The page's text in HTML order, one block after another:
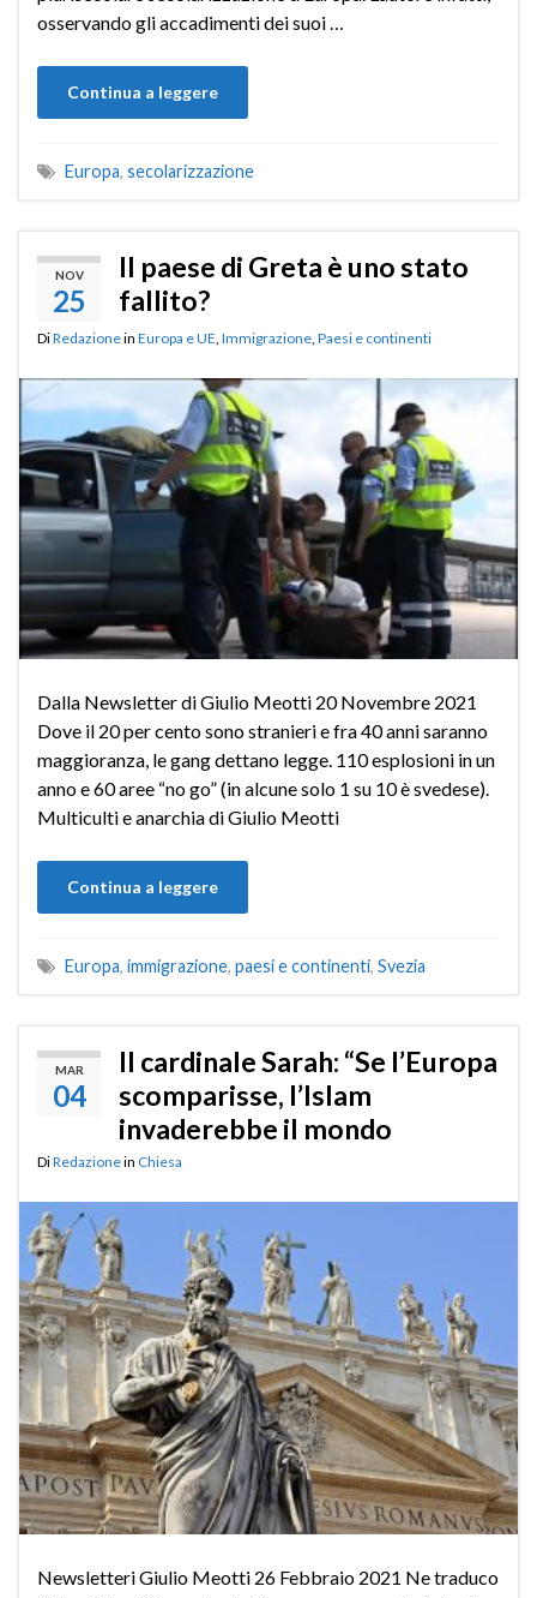
osservando gli accadimenti dei suoi …
Continua a leggere
Europa, secolarizzazione
NOV
25
Il paese di Greta è uno stato
fallito?
DiRedazionein Europa e UE Immigrazione Paesi e continenti
Dalla Newsletter di Giulio Meotti 20 Novembre 2021
Dove il 20 per cento sono stranieri e fra 40 anni saranno
maggioranza, le gang dettano legge. 110 esplosioni in un
anno e 60 aree “no go” (in alcune solo 1 su 10 è svedese).
Multiculti e anarchia di Giulio Meotti
Continua a leggere
Europa, immigrazione, paesi e continenti, Svezia
MAR
04
Il cardinale Sarah: “Se l’Europa
scomparisse, l’Islam
invaderebbe il mondo
DiRedazionein Chiesa
Newsletteri Giulio Meotti 26 Febbraio 2021 Ne traduco